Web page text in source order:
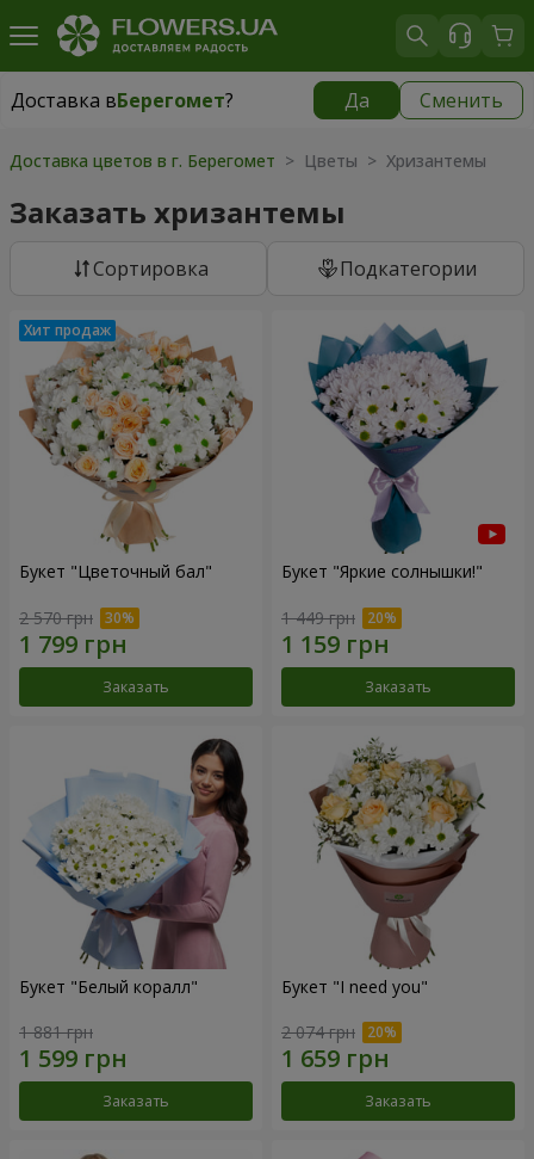
Доставка вБерегомет? Да Сменить
Доставка вБерегомет|
Доставка цветов в г. Берегомет > Цветы > Хризантемы
Заказать хризантемы
Cортировка Подкатегории
Букет "Цветочный бал"
2 570 грн
Заказать
Букет "Яркие солнышки!"
1 449 грн
Заказать
Букет "Белый коралл"
1 881 грн
Заказать
Букет "I need you"
2 074 грн
Заказать